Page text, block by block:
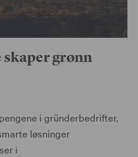
skaper grønn
i gründerbedrifter,
løsninger
i